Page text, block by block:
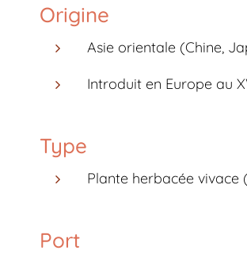
Origine
Asie orientale (Chine,
Introduit en Europe au
Type
Plante herbacée vivace
Port